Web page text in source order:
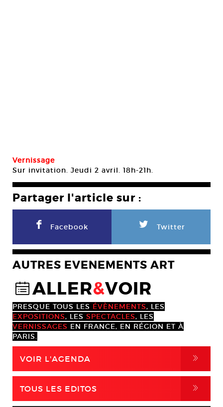
Vernissage
Sur invitation. Jeudi 2 avril. 18h-21h.
Partager l'article sur :
F Facebook L Twitter
AUTRES EVENEMENTS ART
@ALLER&VOIR
PRESQUE TOUS LES ÉVÈNEMENTS, LES
EXPOSITIONS, LES SPECTACLES, LES
VERNISSAGES EN FRANCE, EN RÉGION ET À
PARIS.
VOIR L'AGENDA ,
TOUS LES EDITOS ,